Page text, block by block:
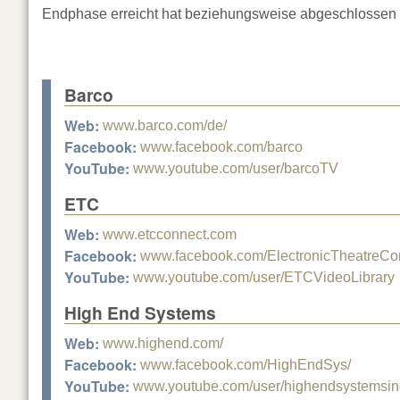
Endphase erreicht hat beziehungsweise abgeschlossen
Barco
Web: www.barco.com/de/
Facebook: www.facebook.com/barco
YouTube: www.youtube.com/user/barcoTV
ETC
Web: www.etcconnect.com
Facebook: www.facebook.com/
YouTube: www.youtube.com/user/ETCVideoLibrary
High End Systems
Web: www.highend.com/
Facebook: www.facebook.com/HighEndSys/
YouTube: www.youtube.com/user/